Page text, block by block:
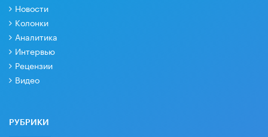
Новости
Колонки
Аналитика
Интервью
Рецензии
Видео
РУБРИКИ